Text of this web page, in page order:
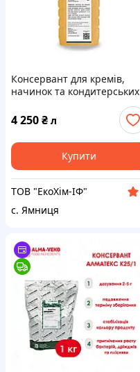
Консервант для кремів,
начинок та кондитерських
Збільшення терміну
придатності | 1 літр
4 250₴ л
Купити
ТОВ "ЕкоХім-ІФ"
с. Ямниця